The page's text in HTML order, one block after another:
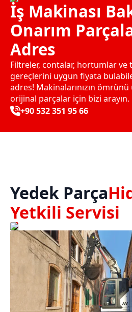
İş Makinası
Onarım
Adres
Filtreler, contalar, hortumlar ve
gereçlerini uygun fiyata
adres! Makinalarınızın
orijinal parçalar için bizi arayın.
+90 532 351 95 66
Yedek Parça
Yetkili Servisi